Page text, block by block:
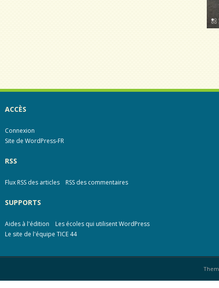
ACCÈS
Connexion
Site de WordPress-FR
RSS
Flux RSS des articles RSS des commentaires
SUPPORTS
Aides à l'édition
Les écoles qui utilisent WordPress
Le site de l'équipe TICE 44